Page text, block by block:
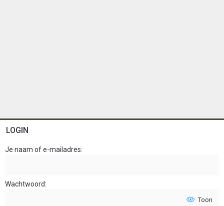
LOGIN
Je naam of e-mailadres
Wachtwoord
Toon